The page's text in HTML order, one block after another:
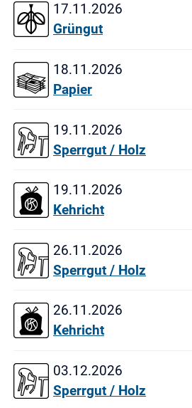
17.11.2026
Grüngut
18.11.2026
Papier
19.11.2026
Sperrgut / Holz
19.11.2026
Kehricht
26.11.2026
Sperrgut / Holz
26.11.2026
Kehricht
03.12.2026
Sperrgut / Holz